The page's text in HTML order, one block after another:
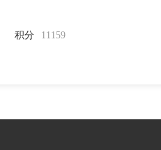
积分 11159